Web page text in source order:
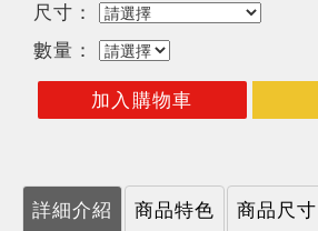
尺寸：
數量：
加入購物車
詳細介紹 商品特色 商品尺寸